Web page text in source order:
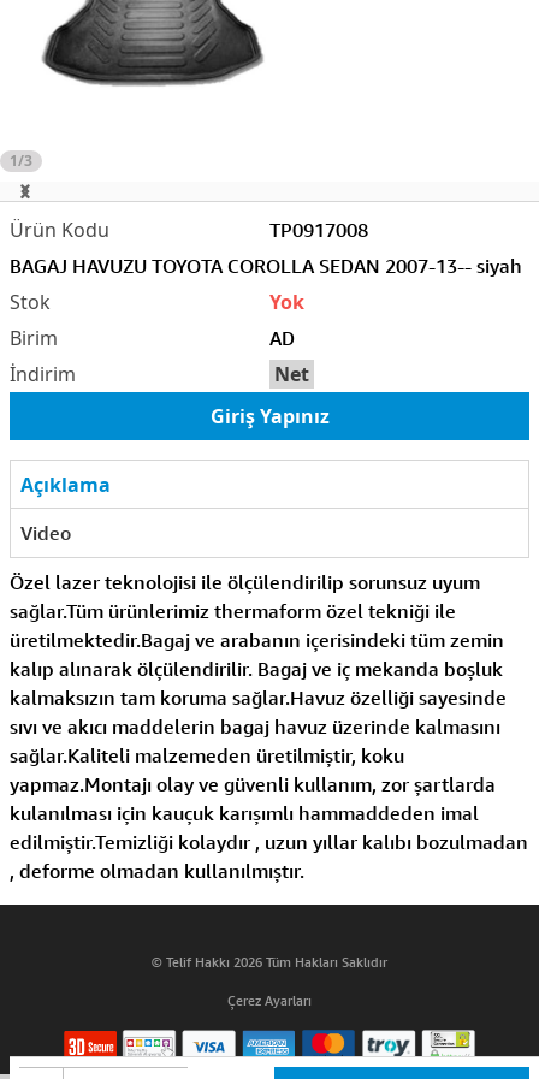
1/3
TP0917008
BAGAJ HAVUZU TOYOTA COROLLA SEDAN 2007-13-- siyah
AD
Net
Yok
Giriş Yapınız
Açıklama
Video
Özel lazer teknolojisi ile ölçülendirilip sorunsuz uyum
sağlar.Tüm ürünlerimiz thermaform özel tekniği ile
üretilmektedir.Bagaj ve arabanın içerisindeki tüm zemin
kalıp alınarak ölçülendirilir. Bagaj ve iç mekanda boşluk
kalmaksızın tam koruma sağlar.Havuz özelliği sayesinde
sıvı ve akıcı maddelerin bagaj havuz üzerinde kalmasını
sağlar.Kaliteli malzemeden üretilmiştir, koku
yapmaz.Montajı olay ve güvenli kullanım, zor şartlarda
kulanılması için kauçuk karışımlı hammaddeden imal
edilmiştir.Temizliği kolaydır , uzun yıllar kalıbı bozulmadan
, deforme olmadan kullanılmıştır.
© Telif Hakkı 2026 Tüm Hakları Saklıdır
Çerez Ayarları